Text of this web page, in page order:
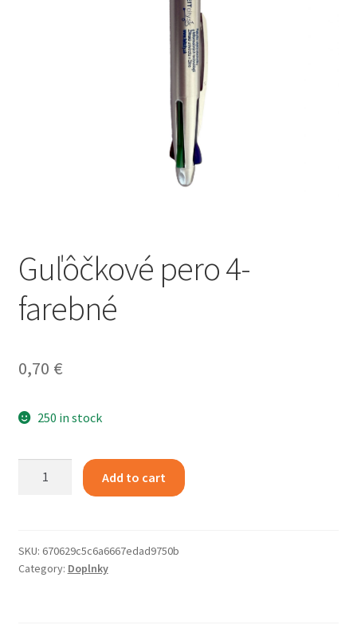
Guľôčkové pero 4-
farebné
0,70 €
250 in stock
quantity
Add to cart
SKU: 670629c5c6a6667edad9750b
Category: Doplnky